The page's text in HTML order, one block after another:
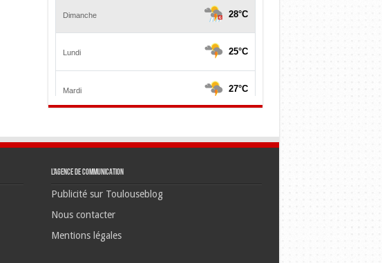
L’agence de communication
Publicité sur Toulouseblog
Nous contacter
Mentions légales